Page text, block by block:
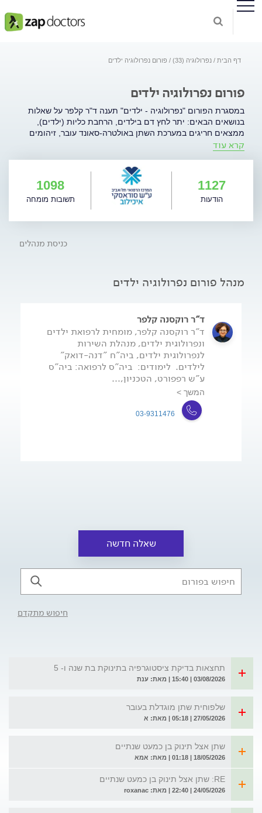
דף הבית נפרולוגיה (33) פורום נפרולוגיה ילדים
פורום נפרולוגיה ילדים
במסגרת הפורום "נפרולוגיה - ילדים" תענה ד"ר קלפר על שאלות
בנושאים הבאים: יתר לחץ דם בילדים, הרחבת כליות (ילדים),
ממצאים חריגים במערכת השתן באולטרה-סאונד עובר, זיהומים
בדרכי שתן בילדים, אבנים בכליות (ילדים), חלבון בשתן של ילדים,
מומים מולדים בדרכי השתן, פגיעה כרונית בתפקוד הכליות
ופגיעות נוירולוגיות שמלוות בהפרעה בתפקוד השלפוחית ומערכת
השתן.
קרא עוד
1127
הודעות
1098
תשובות מומחה
כניסת מנהלים
מנהל פורום נפרולוגיה ילדים
ד"ר רוקסנה קלפר
ד"ר רוקסנה קלפר, מומחית לרפואת ילדים
ונפרולוגית ילדים, מנהלת השירות
לנפרולוגית ילדים, ביה"ח "דנה-דואק"
לילדים. לימודים: ביה"ס לרפואה: ביה"ס
ע"ש רפפורט, הטכניון,...
המשך >
03-9311476
שאלה חדשה
חיפוש מתקדם
תחצאות בדיקת ציסטוגרפיה בתינוקת בת שנה ו- 5
03/08/2026 | 15:40 | מאת: ענת
שלפוחית שתן מוגדלת בעובר
27/05/2026 | 05:18 | מאת: א
שתן אצל תינוק בן כמעט שנתיים
18/05/2026 | 01:18 | מאת: אמא
RE: שתן אצל תינוק בן כמעט שנתיים
24/05/2026 | 22:40 | מאת: roxanac